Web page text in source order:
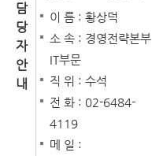
담
당
자
안
내
이 름 : 황상덕
소 속 : 경영전략본부
IT부문
직 위 : 수석
전 화 : 02-6484-
4119
메 일 :